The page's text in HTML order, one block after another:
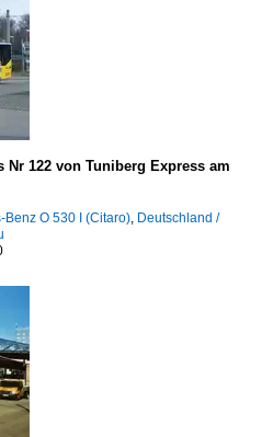
Nr 122 von Tuniberg Express am
Benz O 530 I (Citaro), Deutschland /